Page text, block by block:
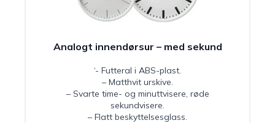
Analogt innendørsur – med sekund
‘- Futteral i ABS-plast.
– Matthvit urskive.
– Svarte time- og minuttvisere, røde
sekundvisere.
– Flatt beskyttelsesglass.